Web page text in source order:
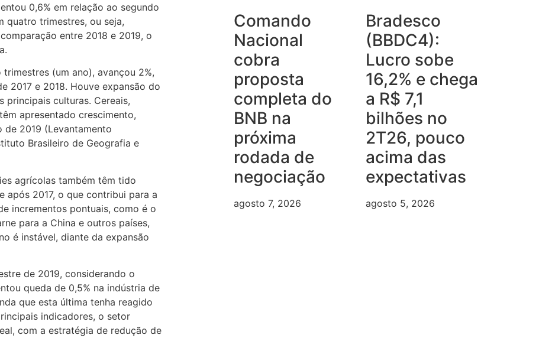
0,6% em relação ao segundo
quatro trimestres, ou seja,
entre 2018 e 2019, o
(um ano), avançou 2%,
2017 e 2018. Houve expansão do
principais culturas. Cereais,
apresentado crescimento,
2019 (Levantamento
Brasileiro de Geografia e
agrícolas também têm tido
após 2017, o que contribui para a
incrementos pontuais, como é o
para a China e outros países,
é instável, diante da expansão
de 2019, considerando o
queda de 0,5% na indústria de
que esta última tenha reagido
indicadores, o setor
com a estratégia de redução de
Comando
Nacional
cobra
proposta
completa do
BNB na
próxima
rodada de
negociação
agosto 7, 2026
Bradesco
(BBDC4):
Lucro sobe
16,2% e chega
a R$ 7,1
bilhões no
2T26, pouco
acima das
expectativas
agosto 5, 2026